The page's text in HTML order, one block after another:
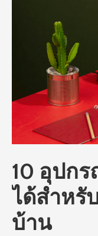
10 อุปก
ได้สำหรั
บ้าน